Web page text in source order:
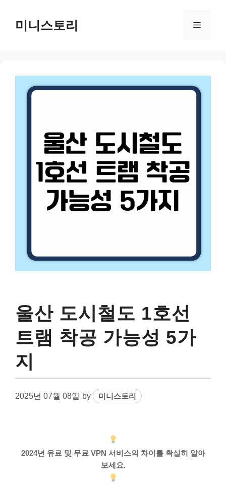
content미니스토리 Menu
울산 도시철도 1호선
트램 착공 가능성 5가
지
2025년 07월 08일 by 미니스토리
2024년 유료 및 무료 VPN 서비스의 차이를 확실히 알아
보세요.